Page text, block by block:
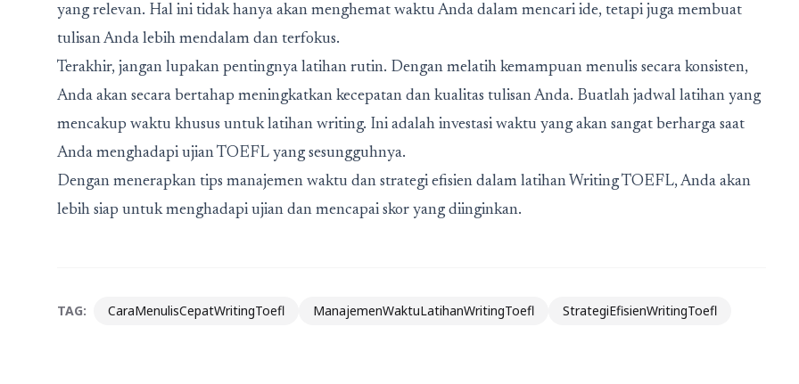
yang relevan. Hal ini tidak hanya akan menghemat waktu Anda dalam mencari ide, tetapi juga membuat
tulisan Anda lebih mendalam dan terfokus.
Terakhir, jangan lupakan pentingnya latihan rutin. Dengan melatih kemampuan menulis secara konsisten,
Anda akan secara bertahap meningkatkan kecepatan dan kualitas tulisan Anda. Buatlah jadwal latihan yang
mencakup waktu khusus untuk latihan writing. Ini adalah investasi waktu yang akan sangat berharga saat
Anda menghadapi ujian TOEFL yang sesungguhnya.
Dengan menerapkan tips manajemen waktu dan strategi efisien dalam latihan Writing TOEFL, Anda akan
lebih siap untuk menghadapi ujian dan mencapai skor yang diinginkan.
TAG: CaraMenulisCepatWritingToefl ManajemenWaktuLatihanWritingToefl StrategiEfisienWritingToefl